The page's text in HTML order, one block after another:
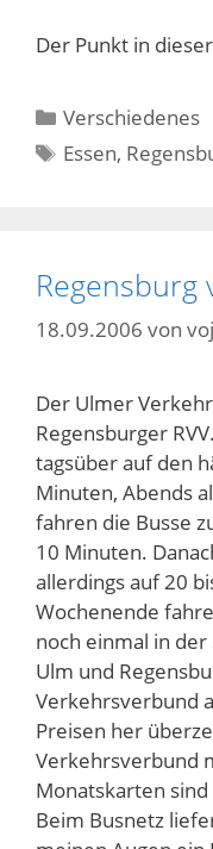
Der Punkt in
Kategorien
Verschiedenes
Schlagwörter
Essen,
Regensburg
18.09.2006 von
Der Ulmer
Regensburger
tagsüber auf den
Minuten, Abends
fahren die Busse
10 Minuten.
allerdings auf 20
Wochenende
noch einmal in
Ulm und
Verkehrsverbund
Preisen her
Verkehrsverbund
Monatskarten
Beim Busnetz